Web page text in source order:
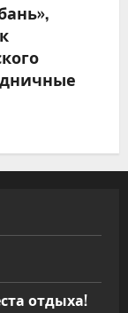
отдыха!